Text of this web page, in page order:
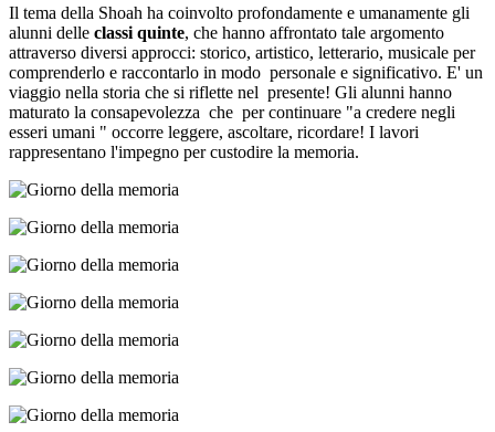
Il tema della Shoah ha coinvolto profondamente e umanamente gli
alunni delle classi quinte, che hanno affrontato tale argomento
attraverso diversi approcci: storico, artistico, letterario, musicale per
comprenderlo e raccontarlo in modo personale e significativo. E' un
viaggio nella storia che si riflette nel presente! Gli alunni hanno
maturato la consapevolezza che per continuare "a credere negli
esseri umani " occorre leggere, ascoltare, ricordare! I lavori
rappresentano l'impegno per custodire la memoria.